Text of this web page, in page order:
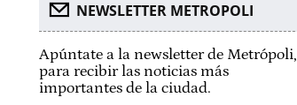
NEWSLETTER METROPOLI
Apúntate a la newsletter de Metrópoli,
para recibir las noticias más
importantes de la ciudad.